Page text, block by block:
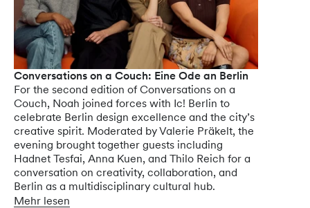
Conversations on a Couch: Eine Ode an Berlin
For the second edition of Conversations on a
Couch, Noah joined forces with Ic! Berlin to
celebrate Berlin design excellence and the city’s
creative spirit. Moderated by Valerie Präkelt, the
evening brought together guests including
Hadnet Tesfai, Anna Kuen, and Thilo Reich for a
conversation on creativity, collaboration, and
Berlin as a multidisciplinary cultural hub.
Mehr lesen